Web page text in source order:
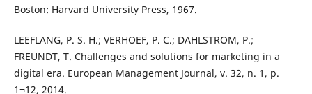
Boston: Harvard University Press, 1967.
LEEFLANG, P. S. H.; VERHOEF, P. C.; DAHLSTROM, P.;
FREUNDT, T. Challenges and solutions for marketing in a
digital era. European Management Journal, v. 32, n. 1, p.
1¬12, 2014.